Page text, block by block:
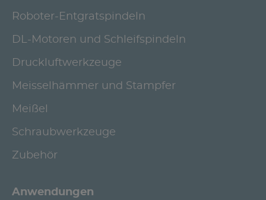
Roboter-Entgratspindeln
DL-Motoren und Schleifspindeln
Druckluftwerkzeuge
Meisselhämmer und Stampfer
Meißel
Schraubwerkzeuge
Zubehör
Anwendungen